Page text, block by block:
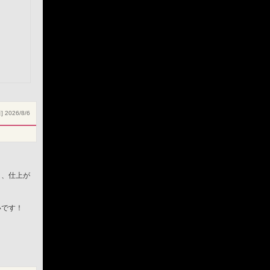
] 2026/8/6
仕上が
す！